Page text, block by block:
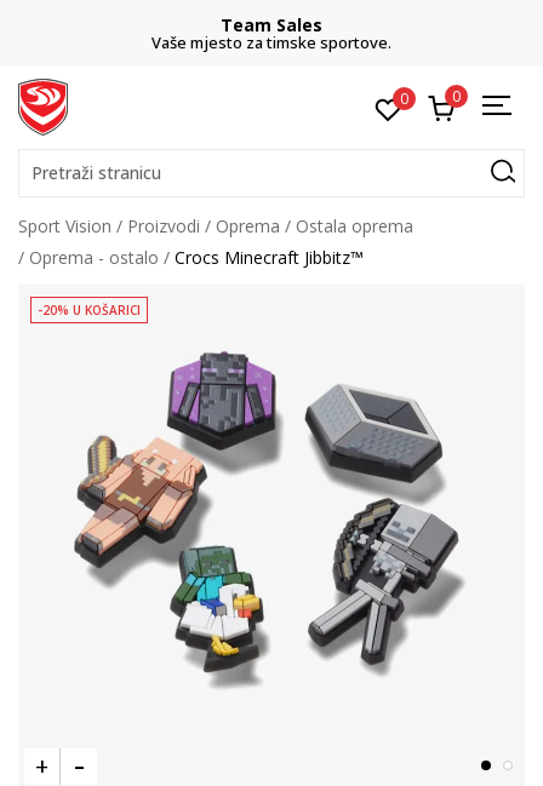
Team Sales
Vaše mjesto za timske sportove.
0 0
Pretraži stranicu
Sport Vision Proizvodi Oprema
Ostala oprema
Oprema - ostalo
Crocs Minecraft Jibbitz™
-20% U KOŠARICI